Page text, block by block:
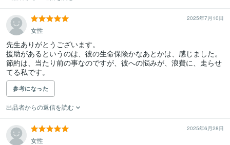
2025年7月10日
女性
先生ありがとうございます。
援助があるというのは、彼の生命保険かなあとかは、感じました。
節約は、当たり前の事なのですが、彼への悩みが、浪費に、走らせ
てる私です。
参考になった
出品者からの返信を読む
2025年6月28日
女性